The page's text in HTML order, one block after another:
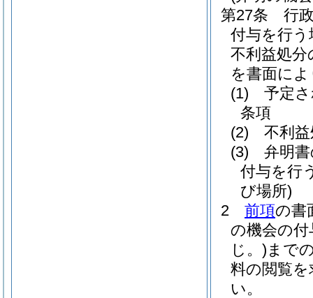
第27条
行
付与を行
不利益処
を書面に
(1)
予定
条項
(2)
不利
(3)
弁明
付与を行
び場所)
2
前項の書
の機会の
じ。) まで
料の閲覧
い。